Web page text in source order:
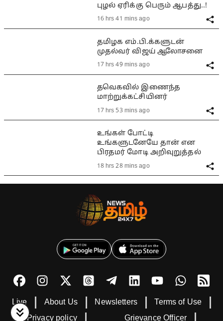
புழல் ஏரிக்கு பெரும் ஆபத்து..!
16 hrs 41 mins ago
தமிழக எம்.பி.க்களுடன்
முதல்வர் விஜய் ஆலோசனை
17 hrs 49 mins ago
தவெகவில் இணைந்த
மாற்றுக்கட்சியினர்
17 hrs 53 mins ago
உங்கள் போட்டி
உங்களுடனேயே தான் என
பிரதமர் மோடி அறிவுறுத்தல்
18 hrs 28 mins ago
Live About Us Newsletters
Terms of Use
Privacy policy
Grievance Officer